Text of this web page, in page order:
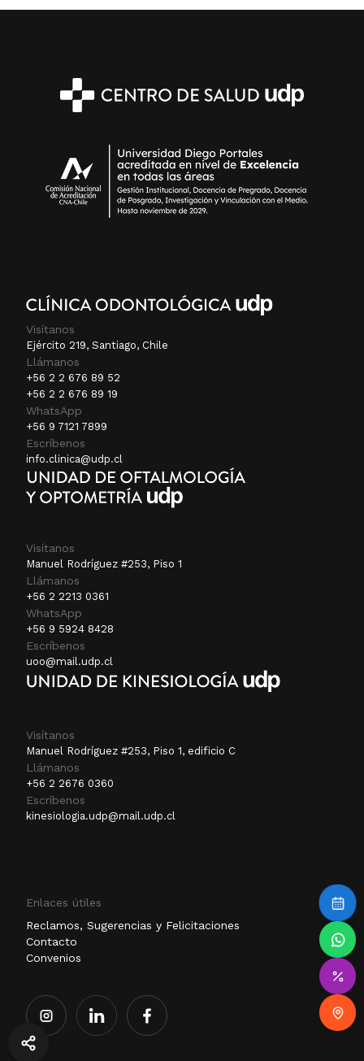
Visítanos
Ejército 219, Santiago, Chile
Llámanos
+56 2 2 676 89 52
+56 2 2 676 89 19
WhatsApp
+56 9 7121 7899
Escríbenos
info.clinica@udp.cl
Visítanos
Manuel Rodríguez #253, Piso 1
Llámanos
+56 2 2213 0361
WhatsApp
+56 9 5924 8428
Escríbenos
uoo@mail.udp.cl
Visítanos
Manuel Rodríguez #253, Piso 1, edificio C
Llámanos
+56 2 2676 0360
Escríbenos
kinesiologia.udp@mail.udp.cl
Enlaces útiles
Reclamos, Sugerencias y Felicitaciones
Contacto
Convenios